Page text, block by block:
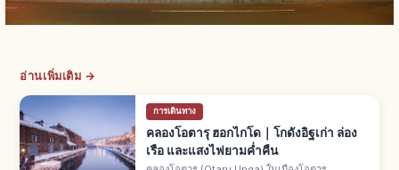
อ่านเพิ่มเติม →
การเดินทาง
คลองโอตารุ ฮอกไกโด｜โกดังอิฐเก่า ล่อง
เรือ และแสงไฟยามค่ำคืน